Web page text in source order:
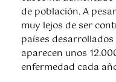
de población. A
muy lejos de ser
países
aparecen unos
enfermedad cada